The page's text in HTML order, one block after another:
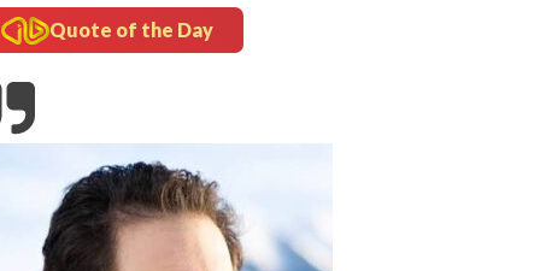
Quote of the Day